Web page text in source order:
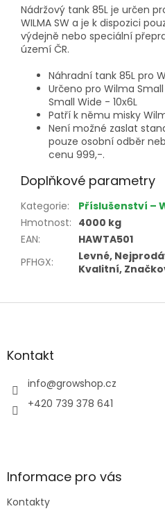
Nádržový tank 85L je určen
WILMA SW a je k dispozici
výdejně nebo speciální
území ČR.
Náhradní tank 85L pro
Určeno pro Wilma Small
Small Wide - 10x6L
Patří k němu misky
Není možné zaslat
pouze osobní odběr
cenu 999,-.
Doplňkové parametry
Kategorie:
Příslušenství –
Hmotnost: 4000 kg
EAN:
HAWTA501
PFHGX:
Levné,
Kvalitní,
Z
aKontakt
info@growshop.cz
+420 739 378 641
Informace pro vás
Kontakty